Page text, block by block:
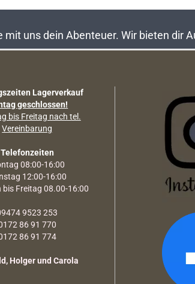
uns dein Abenteuer. Wir bieten dir
Lagerverkauf
geschlossen!
bis Freitag nach tel.
Vereinbarung
Telefonzeiten
08:00-16:00
12:00-16:00
Freitag 08.00-16:00
9523 253
86 91 770
86 91 774
Holger und Carola